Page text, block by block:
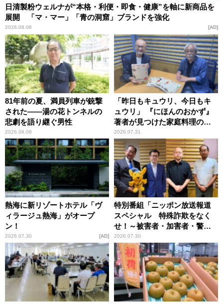
日清製粉ウェルナが“本格・利便・即食・健康”を軸に新商品を
展開 「マ・マー」「青の洞窟」ブランドを強化
2026.08.06 AD
81年前の夏、満員列車が銃撃
された――湯の花トンネルの
悲劇を語り継ぐ男性
2026.08.06
「昨日もキュウリ、今日もキ
ュウリ」 『にほんのおかず』
著者が見つけた家庭料理の知
恵
2026.07.31
熱海に新リゾートホテル「ヴ
ィラージュ熱海」がオープ
ン！
2026.07.30 AD
特別番組「ニッポン放送報道
スペシャル 特殊詐欺をなく
せ！～被害者・加害者・警視
庁が語るトクリュウの実態
～」放送
2026.07.30